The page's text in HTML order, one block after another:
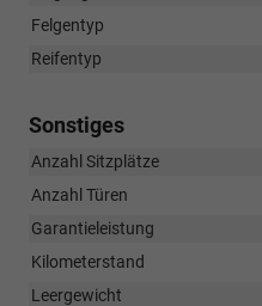
Felgentyp
Reifentyp
Sonstiges
Anzahl Sitzplätze
Anzahl Türen
Garantieleistung
Kilometerstand
Leergewicht